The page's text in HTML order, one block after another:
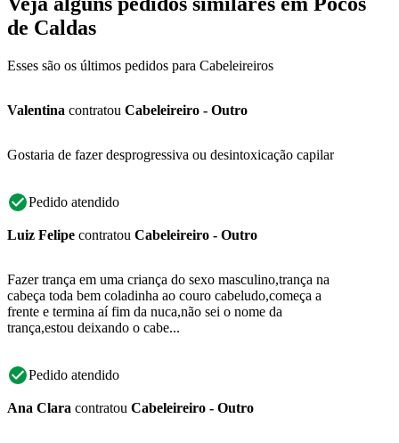
de Caldas
Esses são os últimos pedidos para Cabeleireiros
Valentina contratou Cabeleireiro - Outro
Gostaria de fazer desprogressiva ou desintoxicação capilar
Pedido atendido
Luiz Felipe contratou Cabeleireiro - Outro
Fazer trança em uma criança do sexo masculino,trança na
cabeça toda bem coladinha ao couro cabeludo,começa a
frente e termina aí fim da nuca,não sei o nome da
trança,estou deixando o cabe...
Pedido atendido
Ana Clara contratou Cabeleireiro - Outro